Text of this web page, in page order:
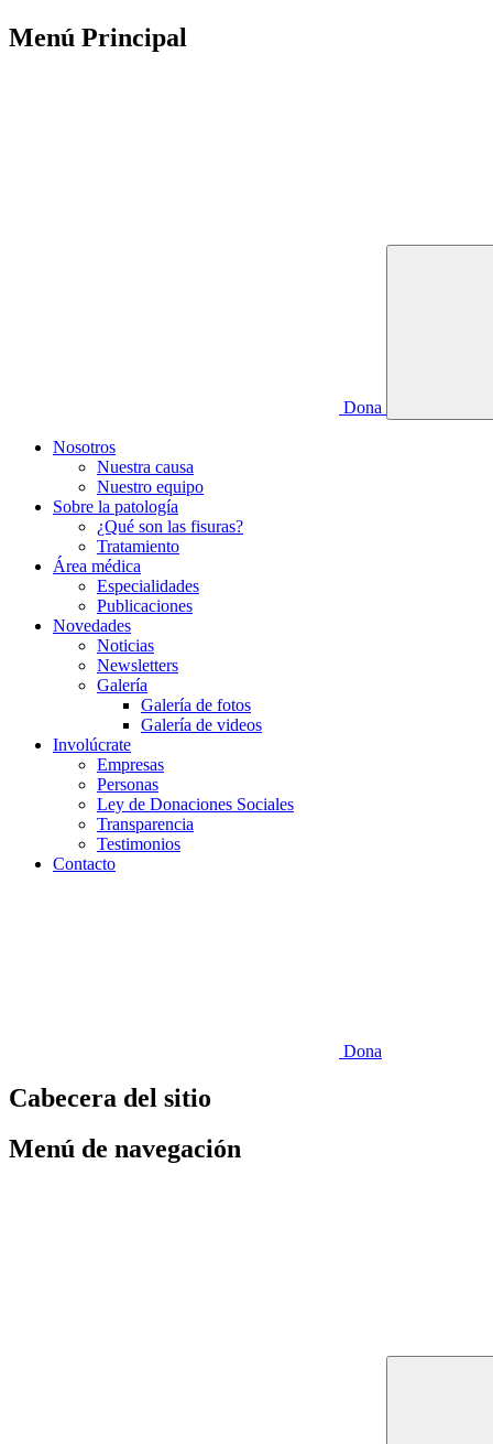
Menú Principal
Dona
Nosotros
Nuestra causa
Nuestro equipo
Sobre la patología
¿Qué son las fisuras?
Tratamiento
Área médica
Especialidades
Publicaciones
Novedades
Noticias
Newsletters
Galería
Galería de fotos
Galería de videos
Involúcrate
Empresas
Personas
Ley de Donaciones Sociales
Transparencia
Testimonios
Contacto
Dona
Cabecera del sitio
Menú de navegación